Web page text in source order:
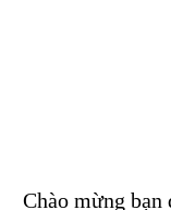
Chào mừng